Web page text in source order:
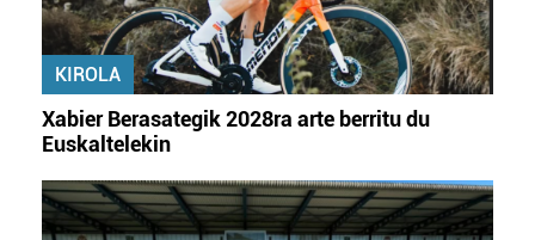
zerbitzuak hobetzeko asmoz, cookie teknologiaz
baliatzen gara. Ohar hau onartuz gero, teknologia hori
erabiltzeko baimen esplizitua ematen diguzu.Gehiago
irakurri
KIROLA
Xabier Berasategik 2028ra arte berritu du
Euskaltelekin